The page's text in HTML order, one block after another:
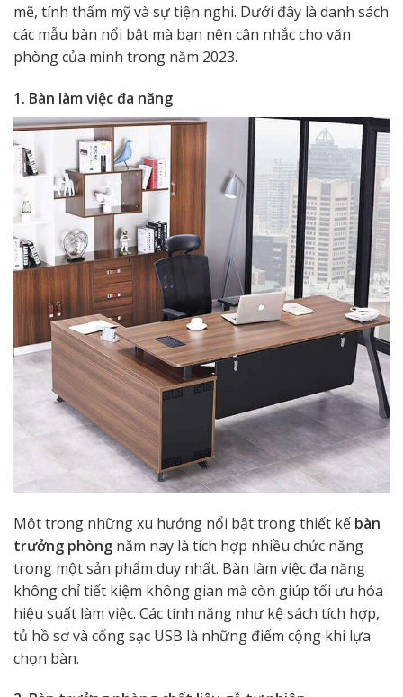
mẽ, tính thẩm mỹ và sự tiện nghi. Dưới đây là danh sách
các mẫu bàn nổi bật mà bạn nên cân nhắc cho văn
phòng của mình trong năm 2023.
1. Bàn làm việc đa năng
Một trong những xu hướng nổi bật trong thiết kế bàn
trưởng phòng năm nay là tích hợp nhiều chức năng
trong một sản phẩm duy nhất. Bàn làm việc đa năng
không chỉ tiết kiệm không gian mà còn giúp tối ưu hóa
hiệu suất làm việc. Các tính năng như kệ sách tích hợp,
tủ hồ sơ và cổng sạc USB là những điểm cộng khi lựa
chọn bàn.